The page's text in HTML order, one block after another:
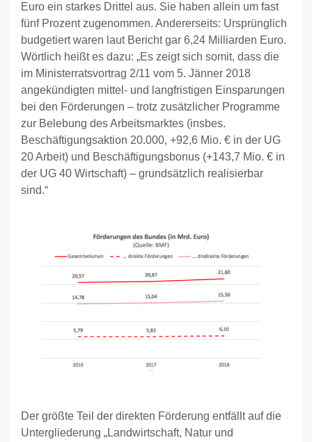
Euro ein starkes Drittel aus. Sie haben allein um fast
fünf Prozent zugenommen. Andererseits: Ursprünglich
budgetiert waren laut Bericht gar 6,24 Milliarden Euro.
Wörtlich heißt es dazu: „Es zeigt sich somit, dass die
im Ministerratsvortrag 2/11 vom 5. Jänner 2018
angekündigten mittel- und langfristigen Einsparungen
bei den Förderungen – trotz zusätzlicher Programme
zur Belebung des Arbeitsmarktes (insbes.
Beschäftigungsaktion 20.000, +92,6 Mio. € in der UG
20 Arbeit) und Beschäftigungsbonus (+143,7 Mio. € in
der UG 40 Wirtschaft) – grundsätzlich realisierbar
sind.“
Der größte Teil der direkten Förderung entfällt auf die
Untergliederung „Landwirtschaft, Natur und